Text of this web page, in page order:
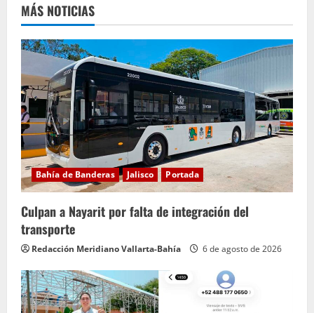
l
e
y
e
n
d
o
MÁS NOTICIAS
Bahía de Banderas Jalisco Portada
Culpan a Nayarit por falta de integración del
transporte
Redacción Meridiano Vallarta-Bahía 6 de agosto de 2026